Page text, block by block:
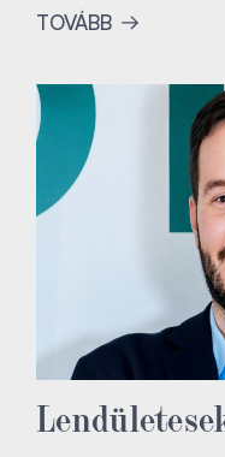
TOVÁBB